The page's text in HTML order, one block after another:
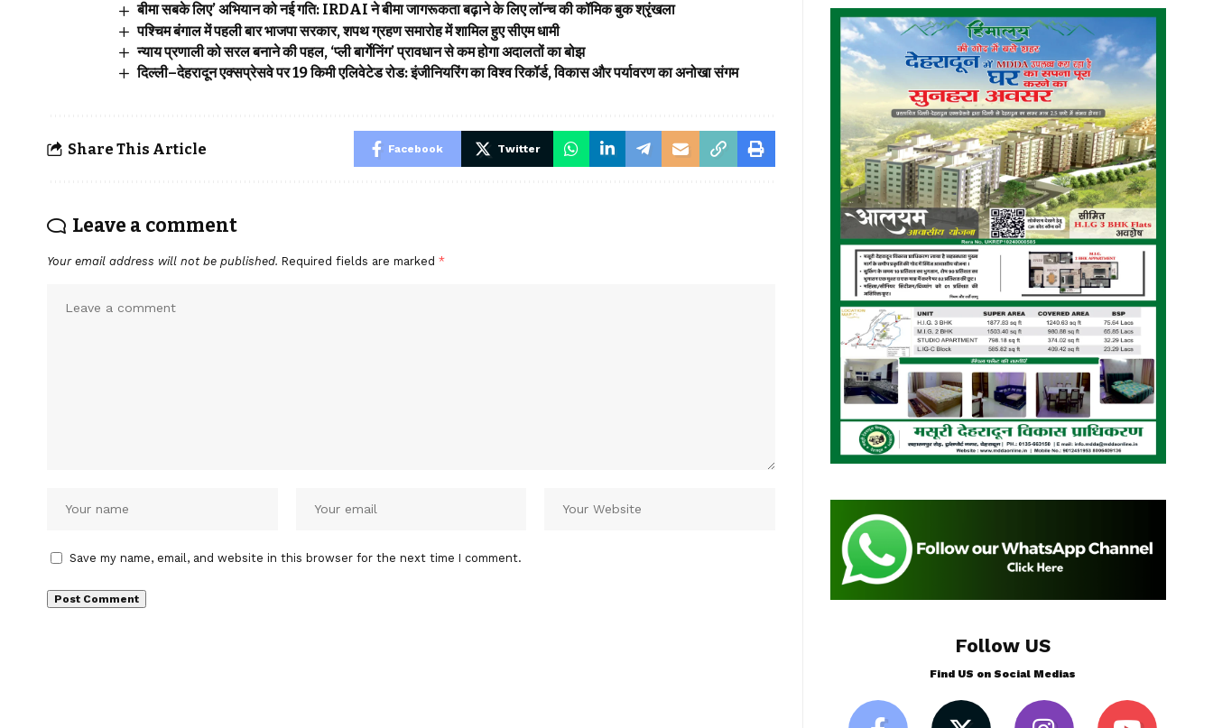
बीमा सबके लिए’ अभियान को नई गति: IRDAI ने बीमा जागरूकता बढ़ाने के लिए लॉन्च की कॉमिक बुक श्रृंखला
पश्चिम बंगाल में पहली बार भाजपा सरकार, शपथ ग्रहण समारोह में शामिल हुए सीएम धामी
न्याय प्रणाली को सरल बनाने की पहल, ‘प्ली बार्गेनिंग’ प्रावधान से कम होगा अदालतों का बोझ
दिल्ली–देहरादून एक्सप्रेसवे पर 19 किमी एलिवेटेड रोड: इंजीनियरिंग का विश्व रिकॉर्ड, विकास और पर्यावरण का अनोखा संगम
Share This Article Facebook Twitter
Leave a comment
Your email address will not be published. Required fields are marked *
Save my name, email, and website in this browser for the next time I comment.
Follow US
Find US on Social Medias